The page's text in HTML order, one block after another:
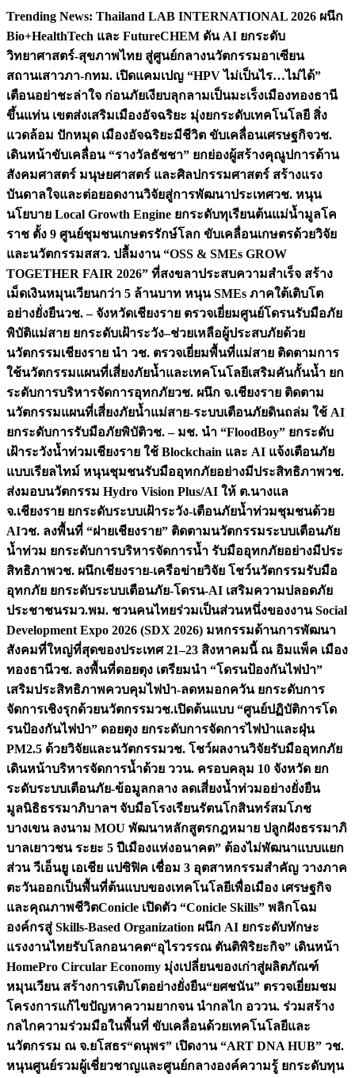
Skip
content
Trending News: Thailand LAB INTERNATIONAL 2026 ผนึก
Bio+HealthTech และ FutureCHEM ดัน AI ยกระดับ
วิทยาศาสตร์-สุขภาพไทย สู่ศูนย์กลางนวัตกรรมอาเซียน
สถานเสาวภา-กทม. เปิดแคมเปญ “HPV ไม่เป็นไร…ไม่ได้”
เตือนอย่าชะล่าใจ ก่อนภัยเงียบลุกลามเป็นมะเร็งเมืองทองธานี
ขึ้นแท่น เขตส่งเสริมเมืองอัจฉริยะ มุ่งยกระดับเทคโนโลยี สิ่ง
แวดล้อม ปักหมุด เมืองอัจฉริยะมีชีวิต ขับเคลื่อนเศรษฐกิจวช.
เดินหน้าขับเคลื่อน “รางวัลธัชชา” ยกย่องผู้สร้างคุณูปการด้าน
สังคมศาสตร์ มนุษยศาสตร์ และศิลปกรรมศาสตร์ สร้างแรง
บันดาลใจและต่อยอดงานวิจัยสู่การพัฒนาประเทศวช. หนุน
นโยบาย Local Growth Engine ยกระดับทุเรียนต้นแม่น้ำมูลโค
ราช ตั้ง 9 ศูนย์ชุมชนเกษตรรักษ์โลก ขับเคลื่อนเกษตรด้วยวิจัย
และนวัตกรรมสสว. ปลื้มงาน “OSS & SMEs GROW
TOGETHER FAIR 2026” ที่สงขลาประสบความสำเร็จ สร้าง
เม็ดเงินหมุนเวียนกว่า 5 ล้านบาท หนุน SMEs ภาคใต้เติบโต
อย่างยั่งยืนวช. – จังหวัดเชียงราย ตรวจเยี่ยมศูนย์โดรนรับมือภัย
พิบัติแม่สาย ยกระดับเฝ้าระวัง–ช่วยเหลือผู้ประสบภัยด้วย
นวัตกรรมเชียงราย นำ วช. ตรวจเยี่ยมพื้นที่แม่สาย ติดตามการ
ใช้นวัตกรรมแผนที่เสี่ยงภัยน้ำและเทคโนโลยีเสริมคันกั้นน้ำ ยก
ระดับการบริหารจัดการอุทกภัยวช. ผนึก จ.เชียงราย ติดตาม
นวัตกรรมแผนที่เสี่ยงภัยน้ำแม่สาย-ระบบเตือนภัยดินถล่ม ใช้ AI
ยกระดับการรับมือภัยพิบัติวช. – มช. นำ “FloodBoy” ยกระดับ
เฝ้าระวังน้ำท่วมเชียงราย ใช้ Blockchain และ AI แจ้งเตือนภัย
แบบเรียลไทม์ หนุนชุมชนรับมืออุทกภัยอย่างมีประสิทธิภาพวช.
ส่งมอบนวัตกรรม Hydro Vision Plus/AI ให้ ต.นางแล
จ.เชียงราย ยกระดับระบบเฝ้าระวัง-เตือนภัยน้ำท่วมชุมชนด้วย
AIวช. ลงพื้นที่ “ฝายเชียงราย” ติดตามนวัตกรรมระบบเตือนภัย
น้ำท่วม ยกระดับการบริหารจัดการน้ำ รับมืออุทกภัยอย่างมีประ
สิทธิภาพวช. ผนึกเชียงราย-เครือข่ายวิจัย โชว์นวัตกรรมรับมือ
อุทกภัย ยกระดับระบบเตือนภัย-โดรน-AI เสริมความปลอดภัย
ประชาชนรมว.พม. ชวนคนไทยร่วมเป็นส่วนหนึ่งของงาน Social
Development Expo 2026 (SDX 2026) มหกรรมด้านการพัฒนา
สังคมที่ใหญ่ที่สุดของประเทศ 21–23 สิงหาคมนี้ ณ อิมแพ็ค เมือง
ทองธานีวช. ลงพื้นที่ดอยตุง เตรียมนำ “โดรนป้องกันไฟป่า”
เสริมประสิทธิภาพควบคุมไฟป่า-ลดหมอกควัน ยกระดับการ
จัดการเชิงรุกด้วยนวัตกรรมวช.เปิดต้นแบบ “ศูนย์ปฏิบัติการโด
รนป้องกันไฟป่า” ดอยตุง ยกระดับการจัดการไฟป่าและฝุ่น
PM2.5 ด้วยวิจัยและนวัตกรรมวช. โชว์ผลงานวิจัยรับมืออุทกภัย
เดินหน้าบริหารจัดการน้ำด้วย ววน. ครอบคลุม 10 จังหวัด ยก
ระดับระบบเตือนภัย-ข้อมูลกลาง ลดเสี่ยงน้ำท่วมอย่างยั่งยืน
มูลนิธิธรรมาภิบาลฯ จับมือโรงเรียนรัตนโกสินทร์สมโภช
บางเขน ลงนาม MOU พัฒนาหลักสูตรกฎหมาย ปลูกฝังธรรมาภิ
บาลเยาวชน ระยะ 5 ปีเมืองแห่งอนาคต” ต้องไม่พัฒนาแบบแยก
ส่วน วีเอ็นยู เอเชีย แปซิฟิค เชื่อม 3 อุตสาหกรรมสำคัญ วางภาค
ตะวันออกเป็นพื้นที่ต้นแบบของเทคโนโลยีเพื่อเมือง เศรษฐกิจ
และคุณภาพชีวิตConicle เปิดตัว “Conicle Skills” พลิกโฉม
องค์กรสู่ Skills-Based Organization ผนึก AI ยกระดับทักษะ
แรงงานไทยรับโลกอนาคต“อุไรวรรณ ตันติพิริยะกิจ” เดินหน้า
HomePro Circular Economy มุ่งเปลี่ยนของเก่าสู่ผลิตภัณฑ์
หมุนเวียน สร้างการเติบโตอย่างยั่งยืน“ยศชนัน” ตรวจเยี่ยมชม
โครงการแก้ไขปัญหาความยากจน นำกลไก อววน. ร่วมสร้าง
กลไกความร่วมมือในพื้นที่ ขับเคลื่อนด้วยเทคโนโลยีและ
นวัตกรรม ณ จ.ยโสธร“ดนุพร” เปิดงาน “ART DNA HUB” วช.
หนุนศูนย์รวมผู้เชี่ยวชาญและศูนย์กลางองค์ความรู้ ยกระดับทุน